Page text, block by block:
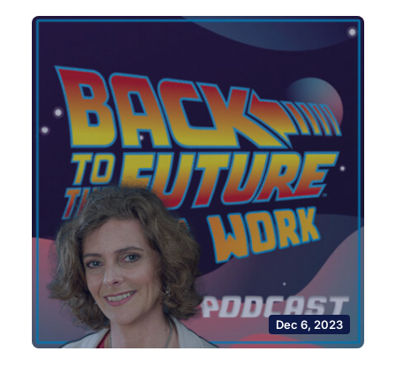
Dec 6, 2023